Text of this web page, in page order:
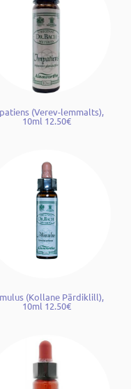
(Verev-lemmalts),
10ml 12.50€
(Kollane Pärdiklill),
10ml 12.50€